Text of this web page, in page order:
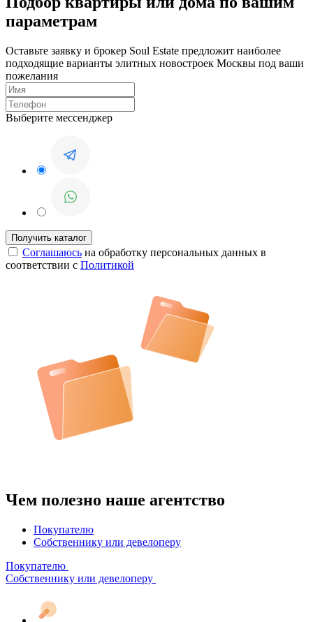
параметрам
Оставьте заявку и брокер Soul Estate предложит наиболее
подходящие варианты элитных новостроек Москвы под ваши
пожелания
Выберите мессенджер
Соглашаюсь на обработку персональных данных в
соответствии с Политикой
Чем полезно наше агентство
Покупателю
Собственнику или девелоперу
Покупателю
Собственнику или девелоперу